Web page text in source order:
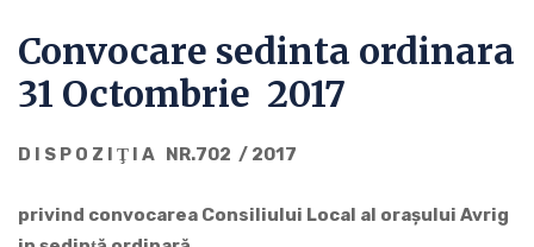
Convocare sedinta ordinara
31 Octombrie 2017
D I S P O Z I Ţ I A NR.702 / 2017
privind convocarea Consiliului Local al oraşului Avrig